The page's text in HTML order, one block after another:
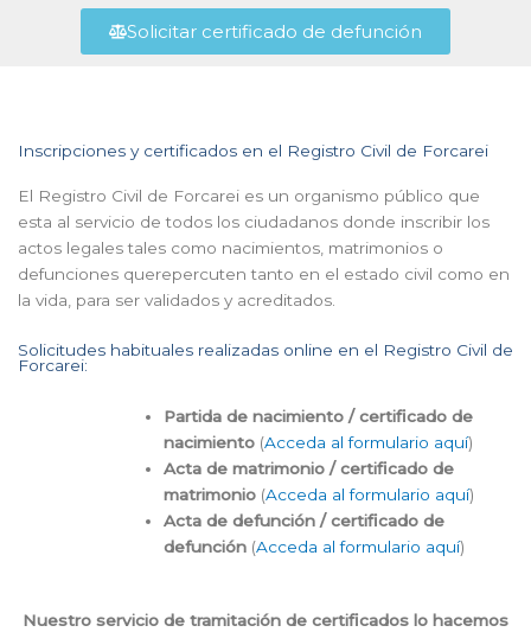
Solicitar certificado de defunción
Inscripciones y certificados en el Registro Civil de Forcarei
El Registro Civil de Forcarei es un organismo público que
esta al servicio de todos los ciudadanos donde inscribir los
actos legales tales como nacimientos, matrimonios o
defunciones querepercuten tanto en el estado civil como en
la vida, para ser validados y acreditados.
Solicitudes habituales realizadas online en el Registro Civil de
Forcarei:
Partida de nacimiento / certificado de
nacimiento (Acceda al formulario aquí)
Acta de matrimonio / certificado de
matrimonio (Acceda al formulario aquí)
Acta de defunción / certificado de
defunción (Acceda al formulario aquí)
Nuestro servicio de tramitación de certificados lo hacemos